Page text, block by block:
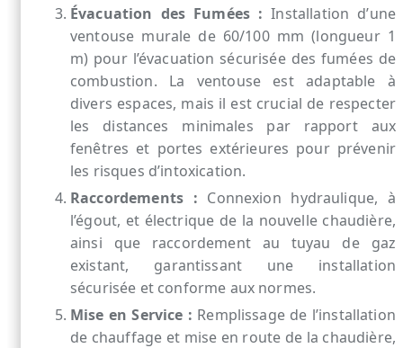
Évacuation des Fumées : Installation d’une
ventouse murale de 60/100 mm (longueur 1
m) pour l’évacuation sécurisée des fumées de
combustion. La ventouse est adaptable à
divers espaces, mais il est crucial de respecter
les distances minimales par rapport aux
fenêtres et portes extérieures pour prévenir
les risques d’intoxication.
Raccordements : Connexion hydraulique, à
l’égout, et électrique de la nouvelle chaudière,
ainsi que raccordement au tuyau de gaz
existant, garantissant une installation
sécurisée et conforme aux normes.
Mise en Service : Remplissage de l’installation
de chauffage et mise en route de la chaudière,